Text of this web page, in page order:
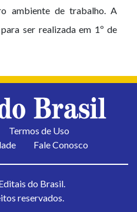
ambiente de trabalho. A
ser realizada em 1º de
Termos de Uso
Fale Conosco
do Brasil.
reservados.